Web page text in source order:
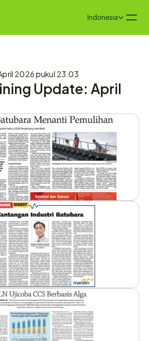
Select Language
Indonesia
2026 pukul 23.03
Update: April